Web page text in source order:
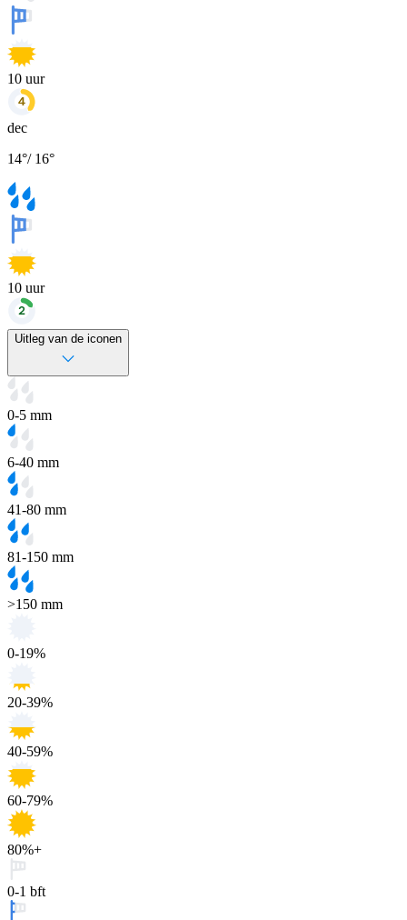
10 uur
dec
14°/ 16°
10 uur
Uitleg van de iconen
0-5 mm
6-40 mm
41-80 mm
81-150 mm
>150 mm
0-19%
20-39%
40-59%
60-79%
80%+
0-1 bft